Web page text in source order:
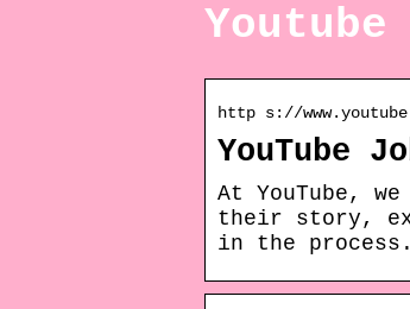
http s://
YouTube
At YouTube,
their story,
in the process.